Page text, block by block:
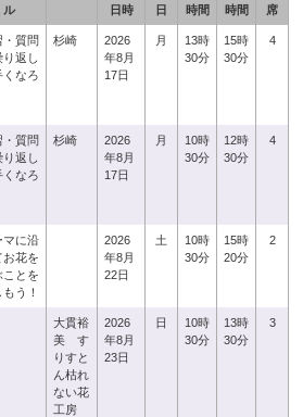
ル
日時
日
時間
時間
席
・質問
り返し
くなろ
杉崎
2026
年8月
17日
月
13時
30分
15時
30分
4
・質問
り返し
くなろ
杉崎
2026
年8月
17日
月
10時
30分
12時
30分
4
マに沿
お花を
ことを
う！
2026
年8月
22日
土
10時
30分
15時
20分
2
大貫裕
美 す
りすと
ん枯れ
ない花
工房
2026
年8月
23日
日
10時
30分
13時
30分
3